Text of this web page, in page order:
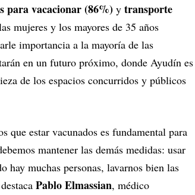
para vacacionar (86%) y transporte
mujeres y los mayores de 35 años
importancia a la mayoría de las
en un futuro próximo, donde Ayudín es
de los espacios concurridos y públicos
que estar vacunados es fundamental para
mantener las demás medidas: usar
hay muchas personas, lavarnos bien las
destaca Pablo Elmassian, médico